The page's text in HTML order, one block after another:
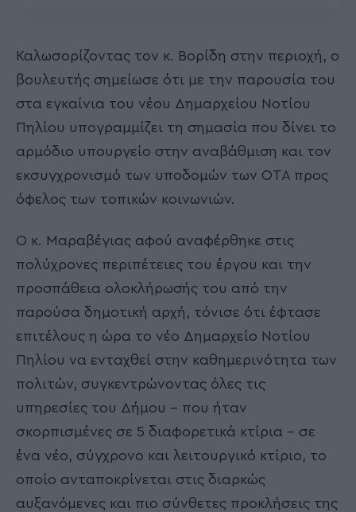
Καλωσορίζοντας τον κ. Βορίδη στην περιοχή, ο
βουλευτής σημείωσε ότι με την παρουσία του
στα εγκαίνια του νέου Δημαρχείου Νοτίου
Πηλίου υπογραμμίζει τη σημασία που δίνει το
αρμόδιο υπουργείο στην αναβάθμιση και τον
εκσυγχρονισμό των υποδομών των ΟΤΑ προς
όφελος των τοπικών κοινωνιών.
Ο κ. Μαραβέγιας αφού αναφέρθηκε στις
πολύχρονες περιπέτειες του έργου και την
προσπάθεια ολοκλήρωσής του από την
παρούσα δημοτική αρχή, τόνισε ότι έφτασε
επιτέλους η ώρα το νέο Δημαρχείο Νοτίου
Πηλίου να ενταχθεί στην καθημερινότητα των
πολιτών, συγκεντρώνοντας όλες τις
υπηρεσίες του Δήμου – που ήταν
σκορπισμένες σε 5 διαφορετικά κτίρια – σε
ένα νέο, σύγχρονο και λειτουργικό κτίριο, το
οποίο ανταποκρίνεται στις διαρκώς
αυξανόμενες και πιο σύνθετες προκλήσεις της